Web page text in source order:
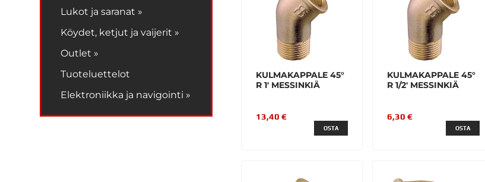
Lukot ja saranat »
Köydet, ketjut ja vaijerit »
Outlet »
Tuoteluettelot
Elektroniikka ja navigointi »
KULMAKAPPALE 45°
R 1' MESSINKIÄ
13,40 €
OSTA
KULMAKAPPALE 45°
R 1/2' MESSINKIÄ
6,30 €
OSTA